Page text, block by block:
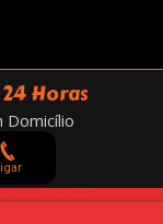
Horas
Domicílio